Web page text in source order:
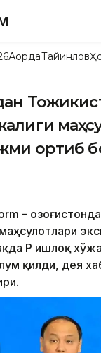
АқордаТайинлов
ортиб
–
ҚР Қишлоқ
қилди, дея